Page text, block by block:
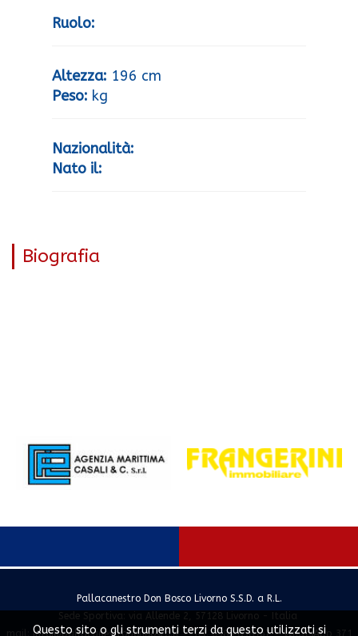
Ruolo:
Altezza: 196 cm
Peso: kg
Nazionalità:
Nato il:
Biografia
Pallacanestro Don Bosco Livorno S.S.D. a R.L.
Sede Sportiva: via Allende 2, 57128 Livorno - Italia
mail: info@pallacanestrodonbosco.it - Tel. 0586 858167 - WhatsApp 371
Questo sito o gli strumenti terzi da questo utilizzati si